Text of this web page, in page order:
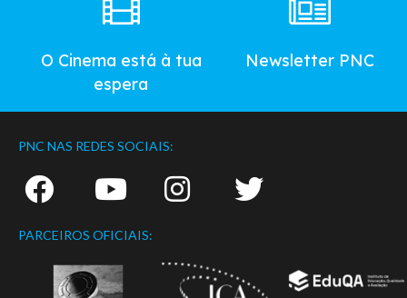
O Cinema está à tua
espera
Newsletter PNC
PNC NAS REDES SOCIAIS:
PARCEIROS OFICIAIS: